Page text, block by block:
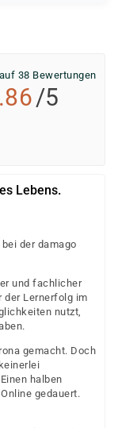
38 Bewertungen
/5
Lebens.
der damago
und fachlicher
der Lernerfolg im
nutzt,
gemacht. Doch
halben
gedauert.